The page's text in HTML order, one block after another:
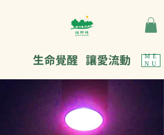
ME
NU
生命覺醒 讓愛流動